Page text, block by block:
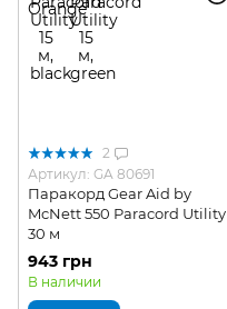
2
Артикул: GA 80691
Паракорд Gear Aid by
McNett 550 Paracord Utility
30 м
943 грн
В наличии